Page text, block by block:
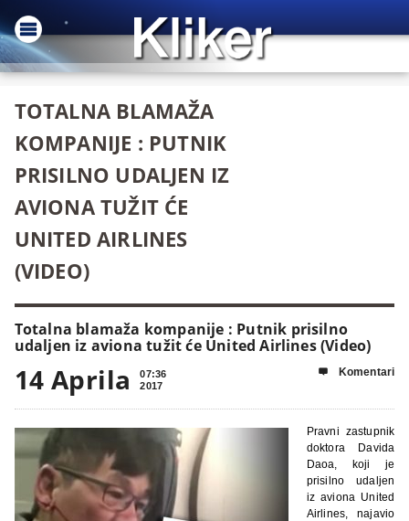
TOTALNA BLAMAŽA
KOMPANIJE : PUTNIK
PRISILNO UDALJEN IZ
AVIONA TUŽIT ĆE
UNITED AIRLINES
(VIDEO)
Totalna blamaža kompanije : Putnik prisilno
udaljen iz aviona tužit će United Airlines (Video)
14 Aprila
07:36
2017
 Komentari
Pravni zastupnik
doktora Davida
Daoa, koji je
prisilno udaljen
iz aviona United
Airlines, najavio